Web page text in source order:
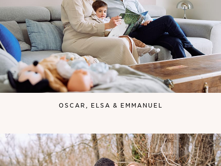
OSCAR, ELSA & EMMANUEL